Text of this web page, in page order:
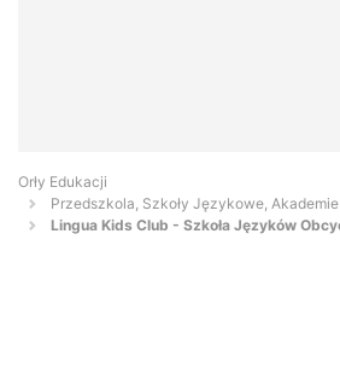
Orły Edukacji
Przedszkola, Szkoły Językowe,
Lingua Kids Club - Szkoła Języków